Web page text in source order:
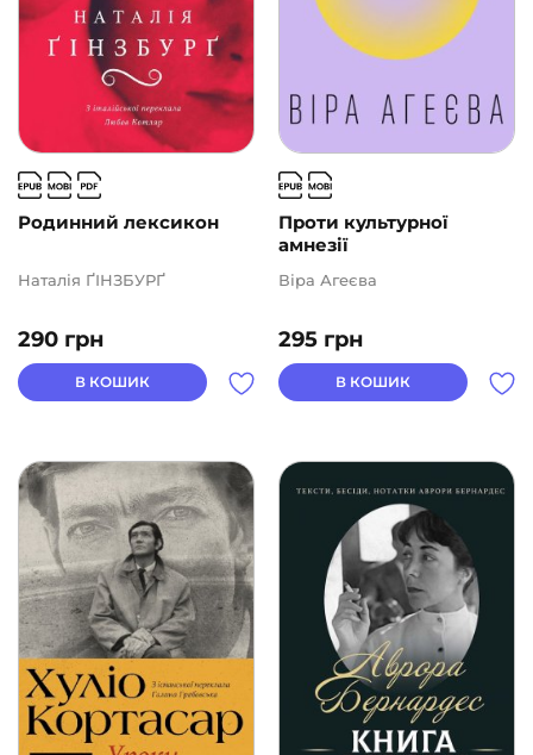
Родинний лексикон
290 грн
Наталія ҐІНЗБУРҐ
В КОШИК
Проти культурної
амнезії
295 грн
Віра Агеєва
В КОШИК